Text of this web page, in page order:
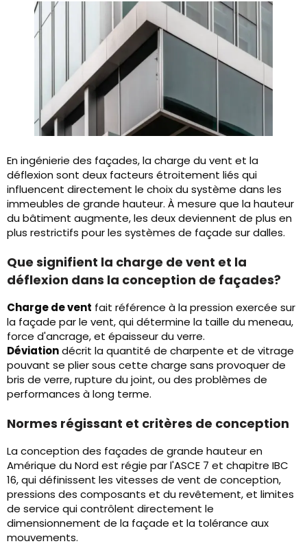
En ingénierie des façades, la charge du vent et la
déflexion sont deux facteurs étroitement liés qui
influencent directement le choix du système dans les
immeubles de grande hauteur. À mesure que la hauteur
du bâtiment augmente, les deux deviennent de plus en
plus restrictifs pour les systèmes de façade sur dalles.
Que signifient la charge de vent et la
déflexion dans la conception de façades?
Charge de vent fait référence à la pression exercée sur
la façade par le vent, qui détermine la taille du meneau,
force d'ancrage, et épaisseur du verre.
Déviationdécrit la quantité de charpente et de vitrage
pouvant se plier sous cette charge sans provoquer de
bris de verre, rupture du joint, ou des problèmes de
performances à long terme.
Normes régissant et critères de conception
La conception des façades de grande hauteur en
Amérique du Nord est régie par l'ASCE 7 et chapitre IBC
16, qui définissent les vitesses de vent de conception,
pressions des composants et du revêtement, et limites
de service qui contrôlent directement le
dimensionnement de la façade et la tolérance aux
mouvements.